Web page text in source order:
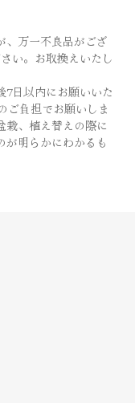
、万一不良品がござ
い。お取換えいたし
7日以内にお願いいた
ご負担でお願いしま
栽、植え替えの際に
が明らかにわかるも